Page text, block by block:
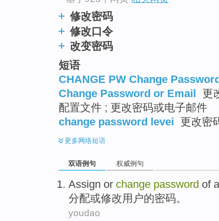
修改密码
修改口令
改变密码
短语
CHANGE PW Change
Change Password or Email 更
配置文件 ; 更改密码或电子邮件
change password levei 更改密
更多网络短语
双语例句 权威例句
Assign or change password of a
分配或修改用户的密码。
youdao